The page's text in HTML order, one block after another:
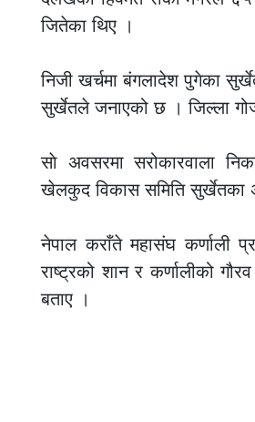
जितेका थिए ।
निजी खर्चमा बंगलादेश पुगेका
सुर्खेतले जनाएको छ । जिल्ला
साे अवसरमा सरोकारवाला
खेलकुद विकास समिति सुर्खेतका
नेपाल कराँते महासंघ कर्णाली
राष्ट्रको शान र कर्णालीको
बताए ।